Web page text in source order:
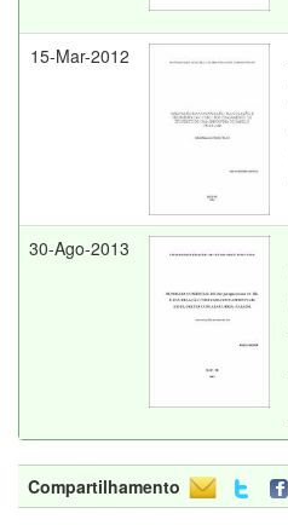
15-Mar-2012
30-Ago-2013
Compartilhamento